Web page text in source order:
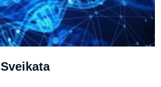
Sveikata